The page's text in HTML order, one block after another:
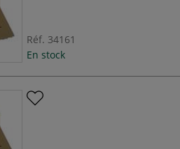
Réf. 34161
En stock